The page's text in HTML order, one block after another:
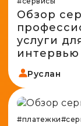
Обзор
услуги
интервью
Руслан
#платежки